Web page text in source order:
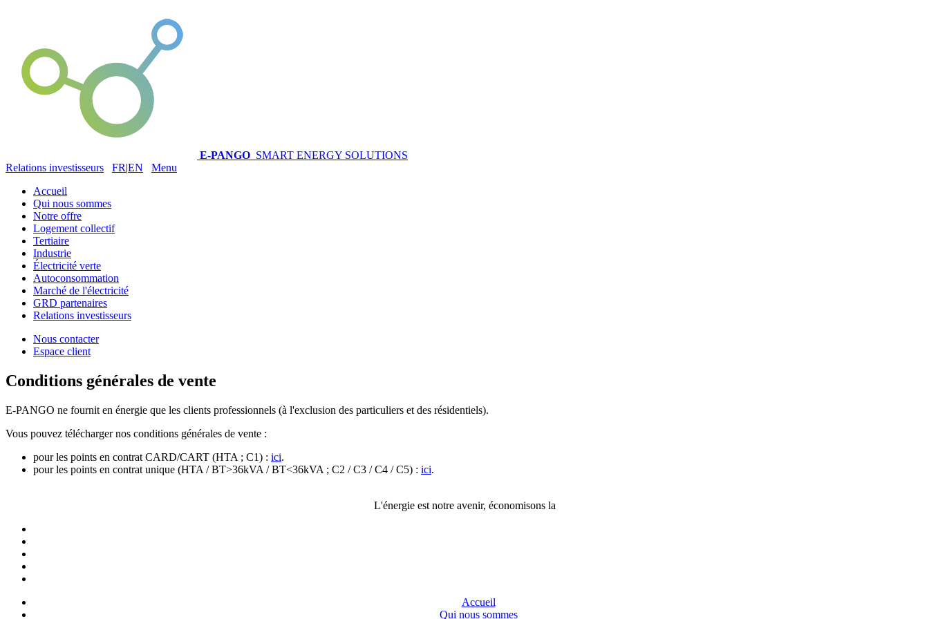
E-PANGO SMART ENERGY SOLUTIONS
Relations investisseurs
FR|EN
Menu
Accueil
Qui nous sommes
Notre offre
Logement collectif
Tertiaire
Industrie
Électricité verte
Autoconsommation
Marché de l'électricité
GRD partenaires
Relations investisseurs
Nous contacter
Espace client
Conditions générales de vente
E-PANGO ne fournit en énergie que les clients professionnels (à l'exclusion des particuliers et des résidentiels).
Vous pouvez télécharger nos conditions générales de vente :
pour les points en contrat CARD/CART (HTA ; C1) : ici.
pour les points en contrat unique (HTA / BT>36kVA / BT<36kVA ; C2 / C3 / C4 / C5) : ici.
L'énergie est notre avenir, économisons la
Accueil
Qui nous sommes